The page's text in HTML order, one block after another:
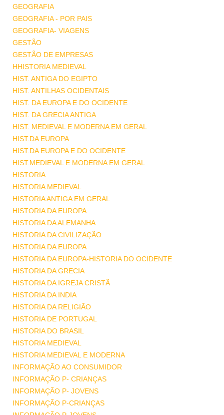
GEOGRAFIA
GEOGRAFIA - POR PAIS
GEOGRAFIA- VIAGENS
GESTÃO
GESTÃO DE EMPRESAS
HHISTORIA MEDIEVAL
HIST. ANTIGA DO EGIPTO
HIST. ANTILHAS OCIDENTAIS
HIST. DA EUROPA E DO OCIDENTE
HIST. DA GRECIA ANTIGA
HIST. MEDIEVAL E MODERNA EM GERAL
HIST.DA EUROPA
HIST.DA EUROPA E DO OCIDENTE
HIST.MEDIEVAL E MODERNA EM GERAL
HISTORIA
HISTORIA MEDIEVAL
HISTORIA ANTIGA EM GERAL
HISTORIA DA EUROPA
HISTORIA DA ALEMANHA
HISTORIA DA CIVILIZAÇÃO
HISTORIA DA EUROPA
HISTORIA DA EUROPA-HISTORIA DO OCIDENTE
HISTORIA DA GRECIA
HISTORIA DA IGREJA CRISTÃ
HISTORIA DA INDIA
HISTORIA DA RELIGIÃO
HISTORIA DE PORTUGAL
HISTORIA DO BRASIL
HISTORIA MEDIEVAL
HISTORIA MEDIEVAL E MODERNA
INFORMAÇÃO AO CONSUMIDOR
INFORMAÇÃO P- CRIANÇAS
INFORMAÇÃO P- JOVENS
INFORMAÇÃO P-CRIANÇAS